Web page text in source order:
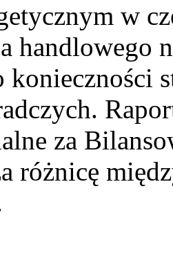
w
handlowego
za
różnicę